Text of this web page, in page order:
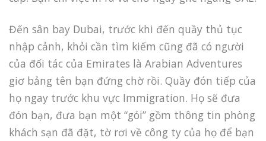
Đến sân bay Dubai, trước khi đến quầy thủ tục
nhập cảnh, khỏi cần tìm kiếm cũng đã có người
của đối tác của Emirates là Arabian Adventures
giơ bảng tên bạn đứng chờ rồi. Quầy đón tiếp của
họ ngay trước khu vực Immigration. Họ sẽ đưa
đón bạn, đưa bạn một “gói” gồm thông tin phòng
khách sạn đã đặt, tờ rơi về công ty của họ để bạn